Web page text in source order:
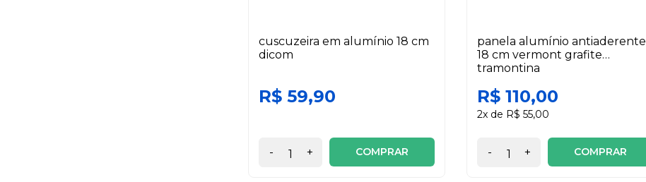
cuscuzeira em alumínio 18 cm
dicom
R$ 59,90
- + COMPRAR
panela alumínio antiaderente
18 cm vermont grafite
tramontina
R$ 110,00
2x de R$ 55,00
- + COMPRAR